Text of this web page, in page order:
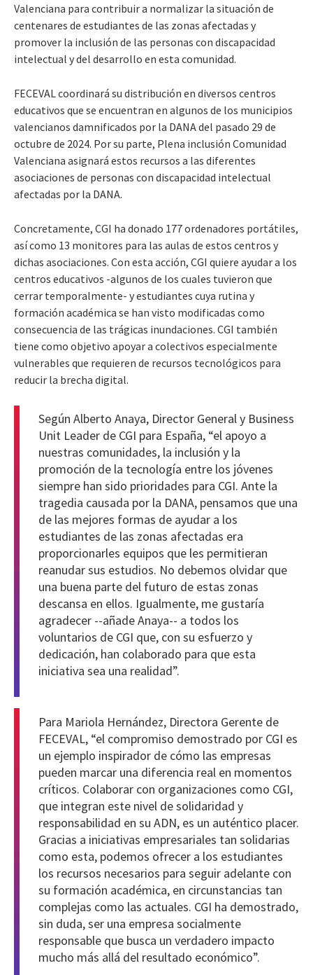
Valenciana para contribuir a normalizar la situación de
centenares de estudiantes de las zonas afectadas y
promover la inclusión de las personas con discapacidad
intelectual y del desarrollo en esta comunidad.
FECEVAL coordinará su distribución en diversos centros
educativos que se encuentran en algunos de los municipios
valencianos damnificados por la DANA del pasado 29 de
octubre de 2024. Por su parte, Plena inclusión Comunidad
Valenciana asignará estos recursos a las diferentes
asociaciones de personas con discapacidad intelectual
afectadas por la DANA.
Concretamente, CGI ha donado 177 ordenadores portátiles,
así como 13 monitores para las aulas de estos centros y
dichas asociaciones. Con esta acción, CGI quiere ayudar a los
centros educativos -algunos de los cuales tuvieron que
cerrar temporalmente- y estudiantes cuya rutina y
formación académica se han visto modificadas como
consecuencia de las trágicas inundaciones. CGI también
tiene como objetivo apoyar a colectivos especialmente
vulnerables que requieren de recursos tecnológicos para
reducir la brecha digital.
Según Alberto Anaya, Director General y Business
Unit Leader de CGI para España, “el apoyo a
nuestras comunidades, la inclusión y la
promoción de la tecnología entre los jóvenes
siempre han sido prioridades para CGI. Ante la
tragedia causada por la DANA, pensamos que una
de las mejores formas de ayudar a los
estudiantes de las zonas afectadas era
proporcionarles equipos que les permitieran
reanudar sus estudios. No debemos olvidar que
una buena parte del futuro de estas zonas
descansa en ellos. Igualmente, me gustaría
agradecer --añade Anaya-- a todos los
voluntarios de CGI que, con su esfuerzo y
dedicación, han colaborado para que esta
iniciativa sea una realidad”.
Para Mariola Hernández, Directora Gerente de
FECEVAL, “el compromiso demostrado por CGI es
un ejemplo inspirador de cómo las empresas
pueden marcar una diferencia real en momentos
críticos. Colaborar con organizaciones como CGI,
que integran este nivel de solidaridad y
responsabilidad en su ADN, es un auténtico placer.
Gracias a iniciativas empresariales tan solidarias
como esta, podemos ofrecer a los estudiantes
los recursos necesarios para seguir adelante con
su formación académica, en circunstancias tan
complejas como las actuales. CGI ha demostrado,
sin duda, ser una empresa socialmente
responsable que busca un verdadero impacto
mucho más allá del resultado económico”.